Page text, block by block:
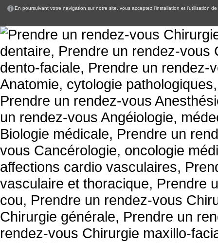
En poursuivant votre navigation sur notre site, vous acceptez l'installation et l'utilisation